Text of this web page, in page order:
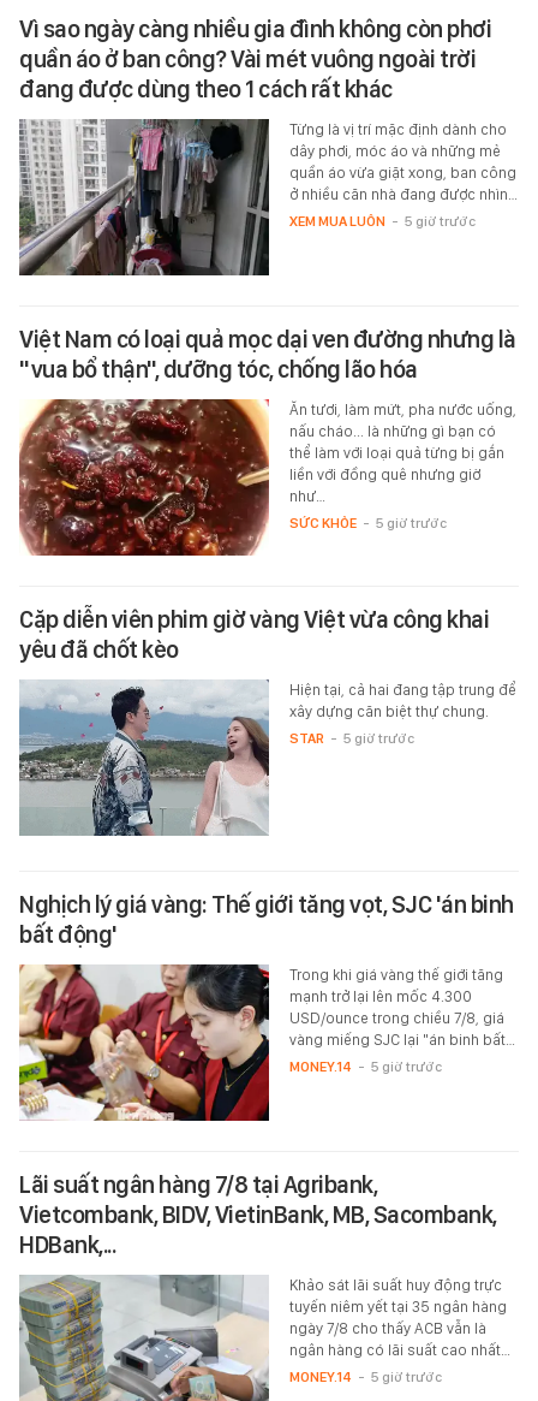
Vì sao ngày càng nhiều gia đình không còn phơi
quần áo ở ban công? Vài mét vuông ngoài trời
đang được dùng theo 1 cách rất khác
Từng là vị trí mặc định dành cho
dây phơi, móc áo và những mẻ
quần áo vừa giặt xong, ban công
ở nhiều căn nhà đang được nhìn…
XEM MUA LUÔN - 5 giờ trước
Việt Nam có loại quả mọc dại ven đường nhưng là
"vua bổ thận", dưỡng tóc, chống lão hóa
Ăn tươi, làm mứt, pha nước uống,
nấu cháo... là những gì bạn có
thể làm với loại quả từng bị gắn
liền với đồng quê nhưng giờ
như…
SỨC KHỎE - 5 giờ trước
Cặp diễn viên phim giờ vàng Việt vừa công khai
yêu đã chốt kèo
Hiện tại, cả hai đang tập trung để
xây dựng căn biệt thự chung.
STAR - 5 giờ trước
Nghịch lý giá vàng: Thế giới tăng vọt, SJC 'án binh
bất động'
Trong khi giá vàng thế giới tăng
mạnh trở lại lên mốc 4.300
USD/ounce trong chiều 7/8, giá
vàng miếng SJC lại "án binh bất…
MONEY.14 - 5 giờ trước
Lãi suất ngân hàng 7/8 tại Agribank,
Vietcombank, BIDV, VietinBank, MB, Sacombank,
HDBank,...
Khảo sát lãi suất huy động trực
tuyến niêm yết tại 35 ngân hàng
ngày 7/8 cho thấy ACB vẫn là
ngân hàng có lãi suất cao nhất…
MONEY.14 - 5 giờ trước